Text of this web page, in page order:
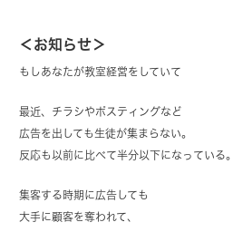
＜お知らせ＞
もしあなたが教室経営をしていて
最近、チラシやポスティングなど
広告を出しても生徒が集まらない。
反応も以前に比べて半分以下になっている。
集客する時期に広告しても
大手に顧客を奪われて、